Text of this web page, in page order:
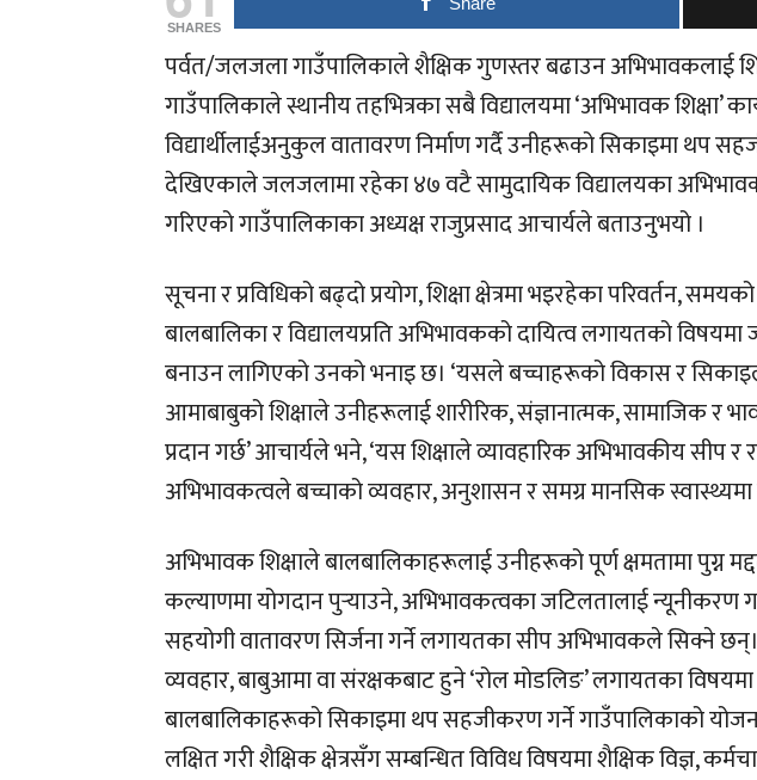
SHARES
पर्वत/जलजला गाउँपालिकाले शैक्षिक गुणस्तर बढाउन अभिभावकलाई
गाउँपालिकाले स्थानीय तहभित्रका सबै विद्यालयमा ‘अभिभावक शिक्षा’
विद्यार्थीलाईअनुकुल वातावरण निर्माण गर्दै उनीहरूको सिकाइमा थप
देखिएकाले जलजलामा रहेका ४७ वटै सामुदायिक विद्यालयका
गरिएको गाउँपालिकाका अध्यक्ष राजुप्रसाद आचार्यले बताउनुभयो ।
सूचना र प्रविधिको बढ्दो प्रयोग, शिक्षा क्षेत्रमा भइरहेका परिवर्तन,
बालबालिका र विद्यालयप्रति अभिभावकको दायित्व लगायतको
बनाउन लागिएको उनको भनाइ छ। ‘यसले बच्चाहरूको विकास र
आमाबाबुको शिक्षाले उनीहरूलाई शारीरिक, संज्ञानात्मक, सामाजिक र
प्रदान गर्छ’ आचार्यले भने, ‘यस शिक्षाले व्यावहारिक अभिभावकीय सीप र
अभिभावकत्वले बच्चाको व्यवहार, अनुशासन र समग्र मानसिक स्वास्थ्यमा
अभिभावक शिक्षाले बालबालिकाहरूलाई उनीहरूको पूर्ण क्षमतामा पुग्न
कल्याणमा योगदान पुर्‍याउने, अभिभावकत्वका जटिलतालाई न्यूनीकरण
सहयोगी वातावरण सिर्जना गर्ने लगायतका सीप अभिभावकले सिक्ने
व्यवहार, बाबुआमा वा संरक्षकबाट हुने ‘रोल मोडलिङ’ लगायतका
बालबालिकाहरूको सिकाइमा थप सहजीकरण गर्ने गाउँपालिकाको
लक्षित गरी शैक्षिक क्षेत्रसँग सम्बन्धित विविध विषयमा शैक्षिक विज्ञ,